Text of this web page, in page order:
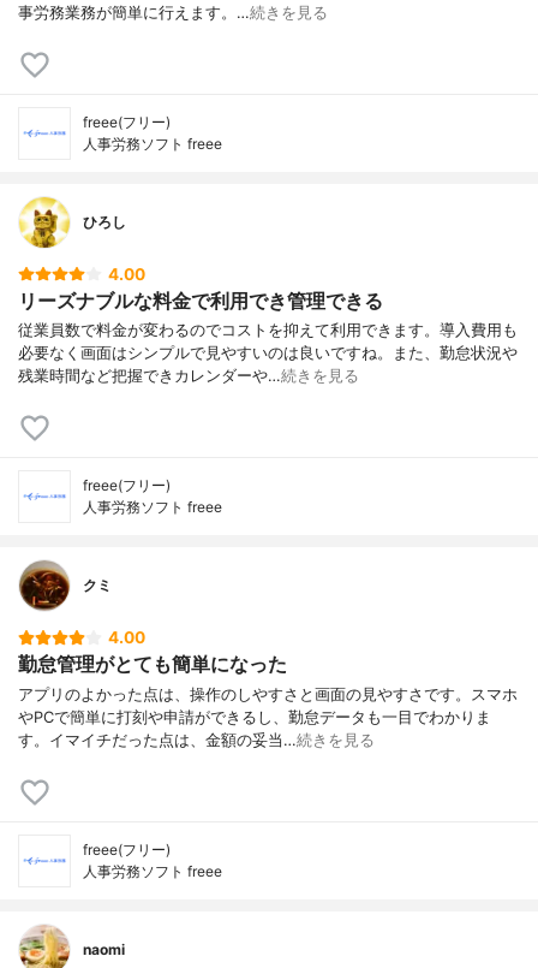
事労務業務が簡単に行えます。…続きを見る
freee(フリー)
人事労務ソフト freee
ひろし
4.00
リーズナブルな料金で利用でき管理できる
従業員数で料金が変わるのでコストを抑えて利用できます。導入費用も
必要なく画面はシンプルで見やすいのは良いですね。また、勤怠状況や
残業時間など把握できカレンダーや…続きを見る
freee(フリー)
人事労務ソフト freee
クミ
4.00
勤怠管理がとても簡単になった
アプリのよかった点は、操作のしやすさと画面の見やすさです。スマホ
やPCで簡単に打刻や申請ができるし、勤怠データも一目でわかりま
す。イマイチだった点は、金額の妥当…続きを見る
freee(フリー)
人事労務ソフト freee
naomi